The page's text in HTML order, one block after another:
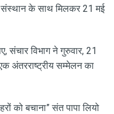
संस्थान के साथ मिलकर 21 मई
संचार विभाग ने गुरुवार, 21
एक अंतरराष्ट्रीय सम्मेलन का
को बचाना” संत पापा लियो